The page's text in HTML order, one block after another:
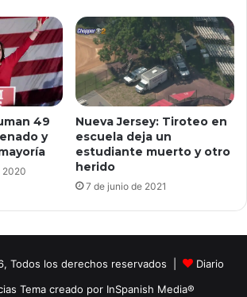
49
y
2020
Nueva Jersey: Tiroteo en
escuela deja un
estudiante muerto y otro
herido
7 de junio de 2021
Todos los derechos reservados |
Diario
Tema creado por InSpanish Media®